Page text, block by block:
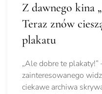
Z dawnego kina
Teraz znów
plakatu
„Ale dobre te
zainteresowanego
ciekawe archiwa